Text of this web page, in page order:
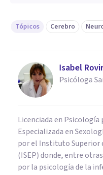
Tópicos Cerebro
Isabel
Psicóloga
Licenciada en
Especializada en
por el Instituto Superior
(ISEP) donde, entre
por la psicología de la